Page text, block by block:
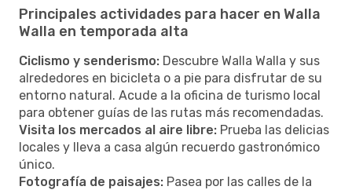
Principales actividades para hacer en Walla
Walla en temporada alta
Ciclismo y senderismo: Descubre Walla Walla y sus
alrededores en bicicleta o a pie para disfrutar de su
entorno natural. Acude a la oficina de turismo local
para obtener guías de las rutas más recomendadas.
Visita los mercados al aire libre: Prueba las delicias
locales y lleva a casa algún recuerdo gastronómico
único.
Fotografía de paisajes: Pasea por las calles de la